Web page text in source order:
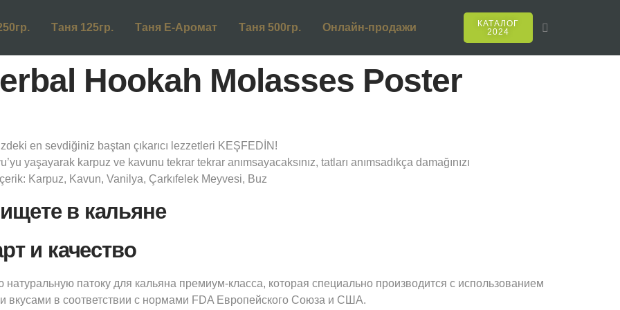
Таня 125гр. Таня Е-Аромат Таня 500гр. Онлайн-продажи
КАТАЛОГ
2024
Hookah Molasses Poster
en sevdiğiniz baştan çıkarıcı lezzetleri KEŞFEDİN!
yaşayarak karpuz ve kavunu tekrar tekrar anımsayacaksınız, tatları anımsadıkça damağınızı
Karpuz, Kavun, Vanilya, Çarkıfelek Meyvesi, Buz
в кальяне
и качество
патоку для кальяна премиум-класса, которая специально производится с использованием
вкусами в соответствии с нормами FDA Европейского Союза и США.